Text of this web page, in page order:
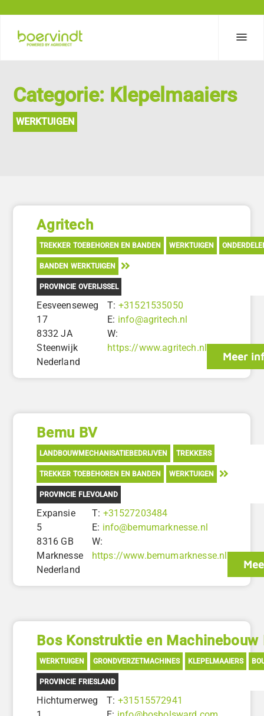
Categorie: Klepelmaaiers
WERKTUIGEN
Agritech
TREKKER TOEBEHOREN EN BANDEN WERKTUIGEN
BANDEN WERKTUIGEN
PROVINCIE OVERIJSSEL
Eesveenseweg
17
8332 JA
Steenwijk
Nederland
T: +31521535050
E: info@agritech.nl
W:
https://www.agritech.nl
Meer
Bemu BV
LANDBOUWMECHANISATIEBEDRIJVEN TREKKERS
TREKKER TOEBEHOREN EN BANDEN WERKTUIGEN
PROVINCIE FLEVOLAND
Expansie
5
8316 GB
Marknesse
Nederland
T: +31527203484
E: info@bemumarknesse.nl
W:
https://www.bemumarknesse.nl
Bos Konstruktie en Machinebouw
WERKTUIGEN GRONDVERZETMACHINES KLEPELMAAIERS
PROVINCIE FRIESLAND
Hichtumerweg
T: +31515572941